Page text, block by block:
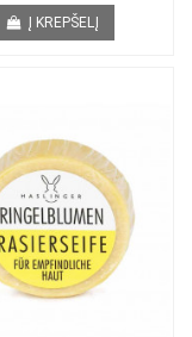
Į KREPŠELĮ